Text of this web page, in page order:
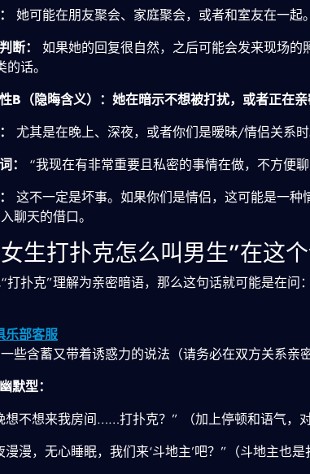
她可能在朋友聚会、家庭聚会，或者和室友在一起。
断：
如果她的回复很自然，之后可能会发来现场
话。
B（隐晦含义）：她在暗示不想被打扰，或者正在亲
尤其是在晚上、深夜，或者你们是暧昧/情侣关系时
：
“我现在有非常重要且私密的事情在做，不方便
这不一定是坏事。如果你们是情侣，这可能是一
聊天的借口。
生打扑克怎么叫男生”在这
打扑克”理解为亲密暗语，那么这句话就可能是在问：
乐部客服
些含蓄又带着诱惑力的说法（请务必在双方关系亲
默型：
想不想来我房间……打扑克？” （加上停顿和语气，对
漫，无心睡眠，我们来‘斗地主’吧？”（斗地主也是